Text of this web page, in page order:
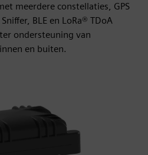
meerdere constellaties, GPS
BLE en LoRa® TDoA
ondersteuning van
en buiten.